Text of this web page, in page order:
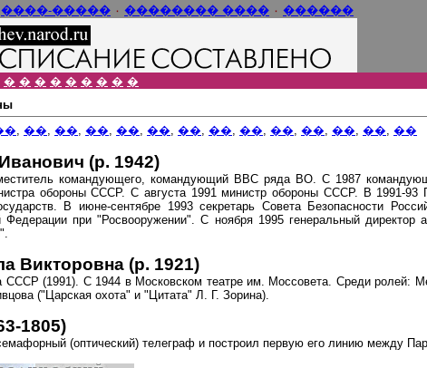
٠ ���� �������� ٠ �����-���� ������
� � � � � � � � �
, ��, ��, ��, ��, ��, ��, ��, ��, ��, ��, ��, ��, ��
(р. 1942)
командующего, командующий ВВС ряда ВО. С 1987
обороны СССР. С августа 1991 министр обороны СССР. В 1991-
В июне-сентябре 1993 секретарь Совета Безопасности
Федерации при "Росвооружении". С ноября 1995 генеральный директор
(р. 1921)
СССР (1991). С 1944 в Московском театре им. Моссовета. Среди ролей:
("Царская охота" и "Цитата" Л. Г. Зорина).
1805)
(оптический) телеграф и построил первую его линию между